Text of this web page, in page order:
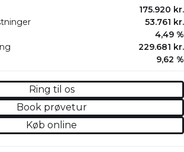
175.920 kr.
53.761 kr.
4,49 %
229.681 kr.
9,62 %
Ring til os
Book prøvetur
Køb online